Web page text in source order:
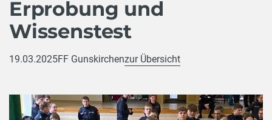
Erprobung und
Wissenstest
19.03.2025FF Gunskirchenzur Übersicht